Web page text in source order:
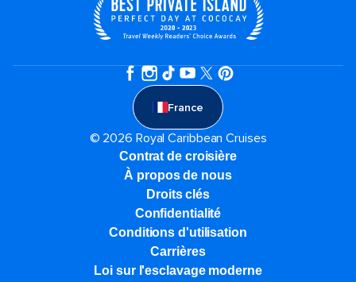
France
© 2026 Royal Caribbean Cruises
Contrat de croisière
À propos de nous
Droits clés
Confidentialité
Conditions d'utilisation
Carrières
Loi sur l'esclavage moderne